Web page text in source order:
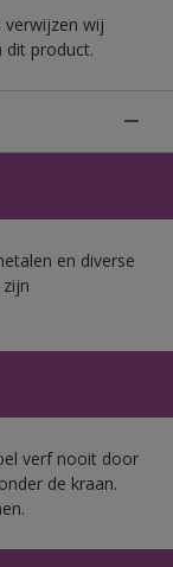
verwijzen wij
dit product.
en diverse
verf nooit door
de kraan.